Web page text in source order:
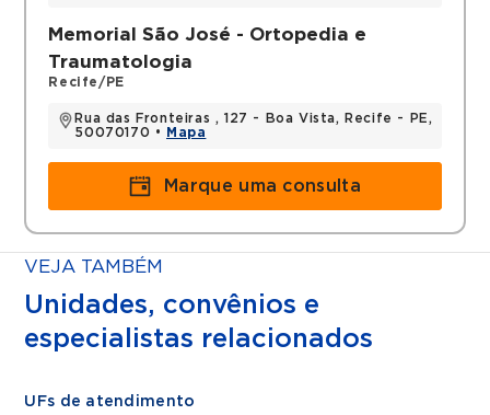
Memorial São José - Ortopedia e
Traumatologia
Recife/PE
Rua das Fronteiras , 127 - Boa Vista, Recife - PE,
50070170 •
Mapa
Marque uma consulta
VEJA TAMBÉM
Unidades, convênios e
especialistas relacionados
UFs de atendimento